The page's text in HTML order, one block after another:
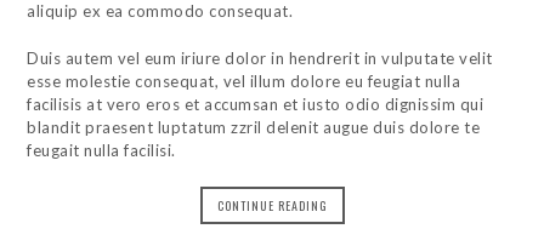
aliquip ex ea commodo consequat.
Duis autem vel eum iriure dolor in hendrerit in vulputate velit
esse molestie consequat, vel illum dolore eu feugiat nulla
facilisis at vero eros et accumsan et iusto odio dignissim qui
blandit praesent luptatum zzril delenit augue duis dolore te
feugait nulla facilisi.
CONTINUE READING